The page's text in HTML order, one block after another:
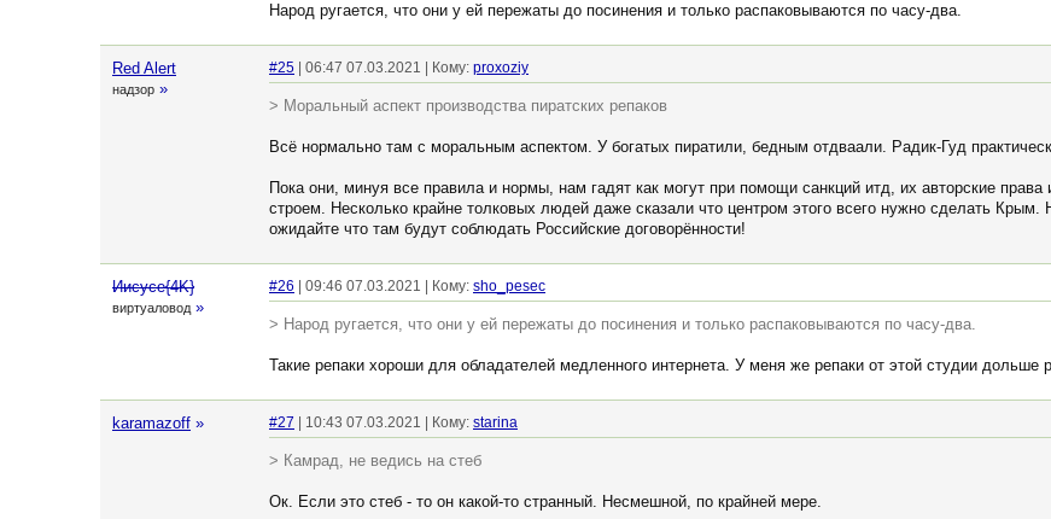
Народ ругается, что они у ей пережаты до посинения и только распаковываются по часу-два.
Red Alert
надзор »
#25 | 06:47 07.03.2021 | Кому: proxoziy
> Моральный аспект производства пиратских репаков
Всё нормально там с моральным аспектом. У богатых пиратили, бедным отдваали. Радик-Гуд
Пока они, минуя все правила и нормы, нам гадят как могут при помощи санкций итд, их авторские
строем. Несколько крайне толковых людей даже сказали что центром этого всего нужно сделать Крым.
ожидайте что там будут соблюдать Российские договорённости!
Иисусе{4K}
виртуаловод »
#26 | 09:46 07.03.2021 | Кому: sho_pesec
> Народ ругается, что они у ей пережаты до посинения и только распаковываются по часу-два.
Такие репаки хороши для обладателей медленного интернета. У меня же репаки от этой студии дольше
karamazoff » #27 | 10:43 07.03.2021 | Кому: starina
> Камрад, не ведись на стеб
Ок. Если это стеб - то он какой-то странный. Несмешной, по крайней мере.